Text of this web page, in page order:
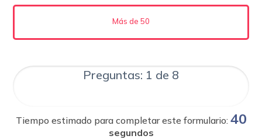
Más de 50
Preguntas: 1 de 8
Tiempo estimado para completar este formulario: 40
segundos